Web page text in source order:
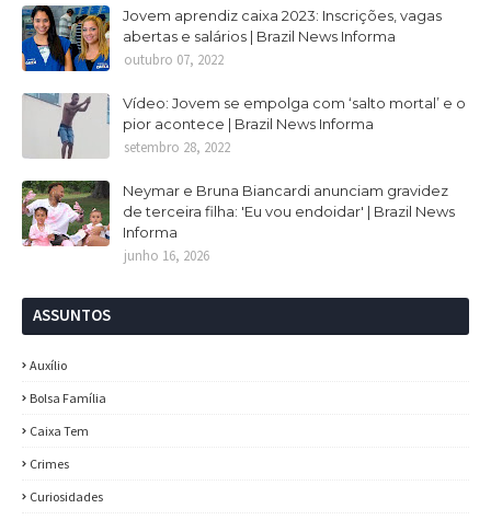
Jovem aprendiz caixa 2023: Inscrições, vagas
abertas e salários | Brazil News Informa
outubro 07, 2022
Vídeo: Jovem se empolga com ‘salto mortal’ e o
pior acontece | Brazil News Informa
setembro 28, 2022
Neymar e Bruna Biancardi anunciam gravidez
de terceira filha: 'Eu vou endoidar' | Brazil News
Informa
junho 16, 2026
ASSUNTOS
Auxílio
Bolsa Família
Caixa Tem
Crimes
Curiosidades